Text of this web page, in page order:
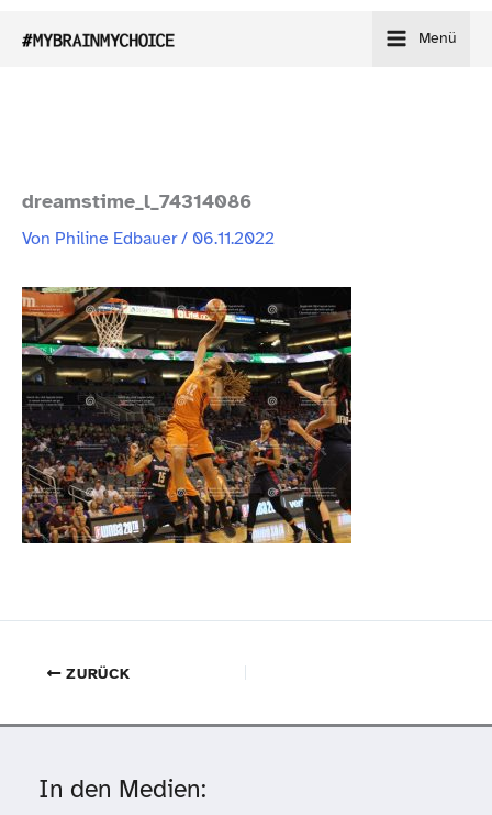
Inhalt
Menü
dreamstime_​l_​74314086
Von Philine Edbauer/ 06.11.2022
ZURÜCK
In den Medien: